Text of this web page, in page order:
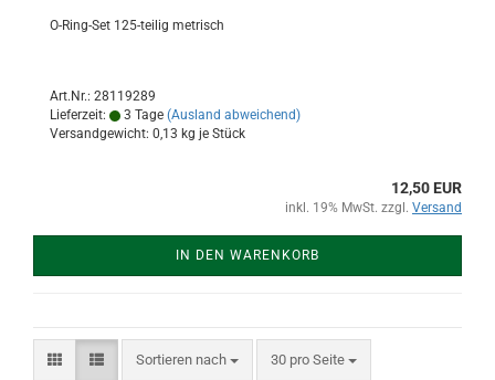
O-Ring-Set 125-teilig metrisch
Art.Nr.: 28119289
Lieferzeit:
3 Tage (Ausland abweichend)
Versandgewicht: 0,13 kg je Stück
12,50 EUR
inkl. 19% MwSt. zzgl. Versand
IN DEN WARENKORB
Sortieren nach
Sortieren nach 30 pro Seite
pro Seite